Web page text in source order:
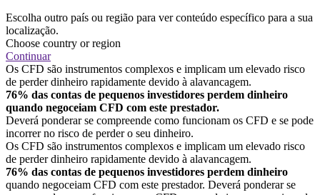
Escolha outro país ou região para ver conteúdo específico para a sua
localização.
Choose country or region
Continuar
Os CFD são instrumentos complexos e implicam um elevado risco
de perder dinheiro rapidamente devido à alavancagem.
76% das contas de pequenos investidores perdem dinheiro
quando negoceiam CFD com este prestador.
Deverá ponderar se compreende como funcionam os CFD e se pode
incorrer no risco de perder o seu dinheiro.
Os CFD são instrumentos complexos e implicam um elevado risco
de perder dinheiro rapidamente devido à alavancagem.
76% das contas de pequenos investidores perdem dinheiro
quando negoceiam CFD com este prestador. Deverá ponderar se